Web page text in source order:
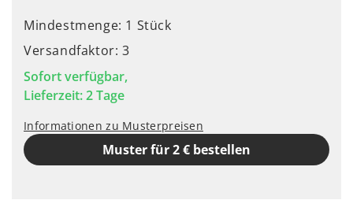
Mindestmenge: 1 Stück
Versandfaktor: 3
Sofort verfügbar,
Lieferzeit: 2 Tage
Informationen zu Musterpreisen
Muster für 2 € bestellen